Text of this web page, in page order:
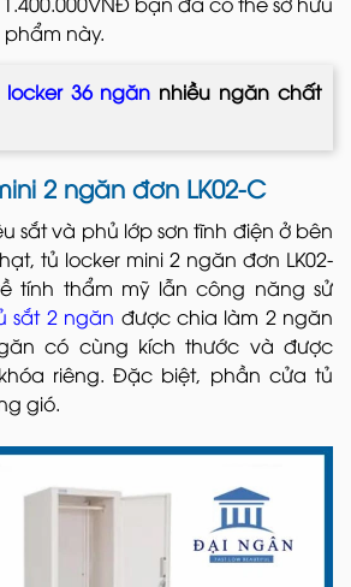
này.
locker 36 ngăn nhiều ngăn chất
2 ngăn đơn LK02-C
sắt và phủ lớp sơn tĩnh điện ở bên
tủ locker mini 2 ngăn đơn LK02-
tính thẩm mỹ lẫn công năng sử
sắt 2 ngăn được chia làm 2 ngăn
có cùng kích thước và được
riêng. Đặc biệt, phần cửa tủ
gió.